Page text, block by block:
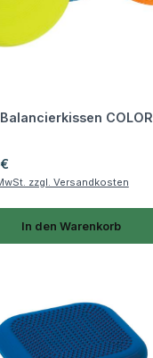
COLOR
zzgl. Versandkosten
In den Warenkorb